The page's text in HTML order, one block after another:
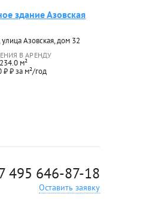
здание Азовская
Азовская, дом 32
В АРЕНДУ
м²
₽ ₽ за м²/год
495 646-87-18
Оставить заявку